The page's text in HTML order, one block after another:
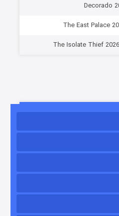
منتشر شد